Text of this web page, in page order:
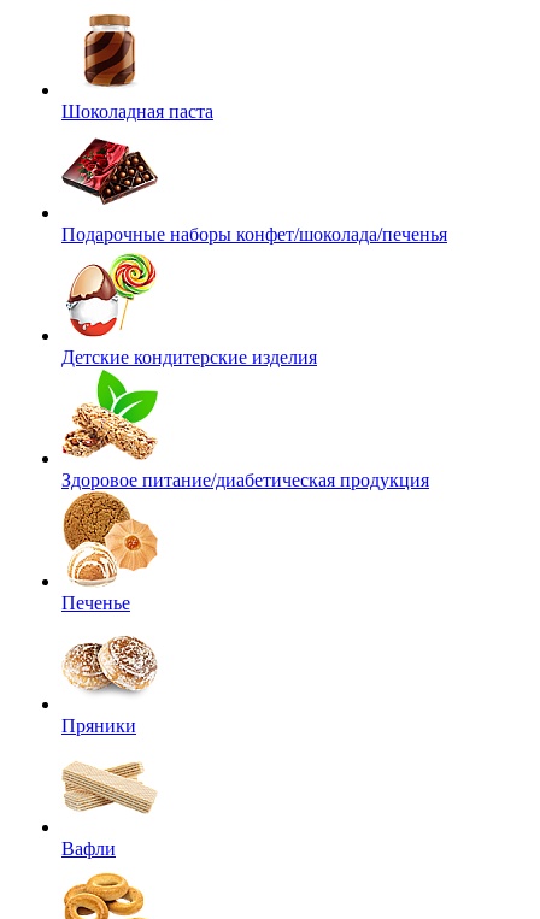
Шоколадная паста
Подарочные наборы конфет/шоколада/печенья
Детские кондитерские изделия
Здоровое питание/диабетическая продукция
Печенье
Пряники
Вафли